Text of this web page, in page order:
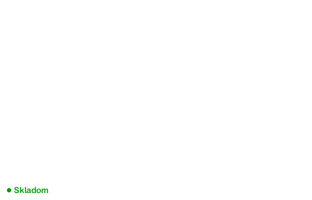
Skladom